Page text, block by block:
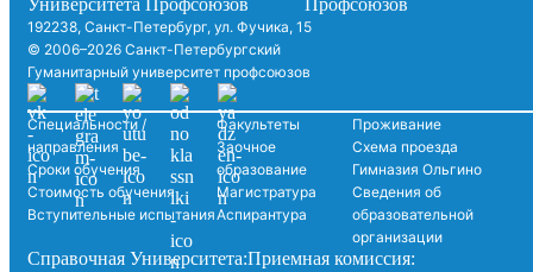
192238, Санкт-Петербург, ул. Фучика, 15
© 2006–2026 Санкт-Петербургский
Гуманитарный университет профсоюзов
Специальности /
направления
Сроки обучения
Стоимость обучения
Вступительные испытания
Факультеты
Заочное
образование
Магистратура
Аспирантура
Проживание
Схема проезда
Гимназия Ольгино
Сведения об
образовательной
организации
Справочная Университета:Приемная комиссия: